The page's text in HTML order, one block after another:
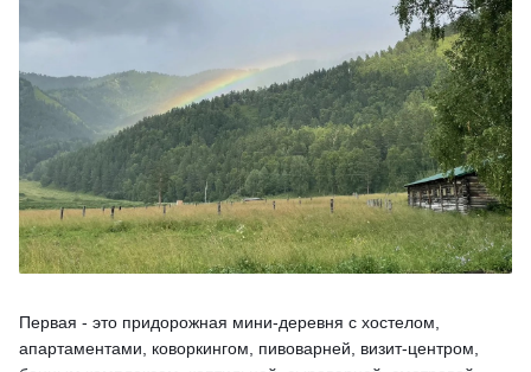
Первая - это придорожная мини-деревня с хостелом,
апартаментами, коворкингом, пивоварней, визит-центром,